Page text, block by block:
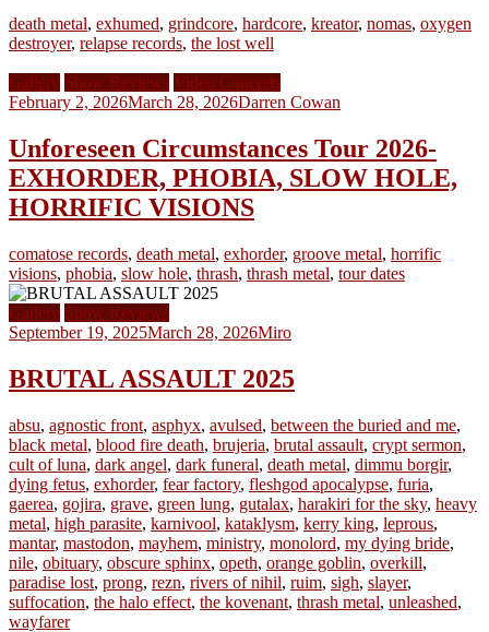
death metal, exhumed, grindcore, hardcore, kreator, nomas, oxygen
destroyer, relapse records, the lost well
Gallery Show Reviews Video Concerts
February 2, 2026March 28, 2026Darren Cowan
Unforeseen Circumstances Tour 2026-
EXHORDER, PHOBIA, SLOW HOLE,
HORRIFIC VISIONS
comatose records, death metal, exhorder, groove metal, horrific
visions, phobia, slow hole, thrash, thrash metal, tour dates
Gallery Show Reviews
September 19, 2025March 28, 2026Miro
BRUTAL ASSAULT 2025
absu, agnostic front, asphyx, avulsed, between the buried and me,
black metal, blood fire death, brujeria, brutal assault, crypt sermon,
cult of luna, dark angel, dark funeral, death metal, dimmu borgir,
dying fetus, exhorder, fear factory, fleshgod apocalypse, furia,
gaerea, gojira, grave, green lung, gutalax, harakiri for the sky, heavy
metal, high parasite, karnivool, kataklysm, kerry king, leprous,
mantar, mastodon, mayhem, ministry, monolord, my dying bride,
nile, obituary, obscure sphinx, opeth, orange goblin, overkill,
paradise lost, prong, rezn, rivers of nihil, ruim, sigh, slayer,
suffocation, the halo effect, the kovenant, thrash metal, unleashed,
wayfarer